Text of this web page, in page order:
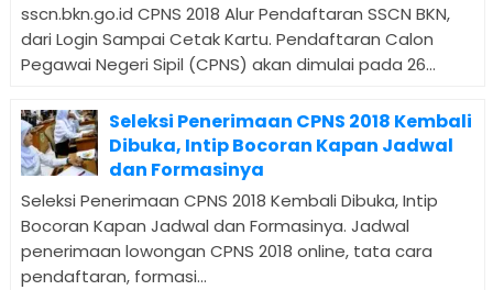
sscn.bkn.go.id CPNS 2018 Alur Pendaftaran SSCN BKN,
dari Login Sampai Cetak Kartu. Pendaftaran Calon
Pegawai Negeri Sipil (CPNS) akan dimulai pada 26...
Seleksi Penerimaan CPNS 2018 Kembali
Dibuka, Intip Bocoran Kapan Jadwal
dan Formasinya
Seleksi Penerimaan CPNS 2018 Kembali Dibuka, Intip
Bocoran Kapan Jadwal dan Formasinya. Jadwal
penerimaan lowongan CPNS 2018 online, tata cara
pendaftaran, formasi...